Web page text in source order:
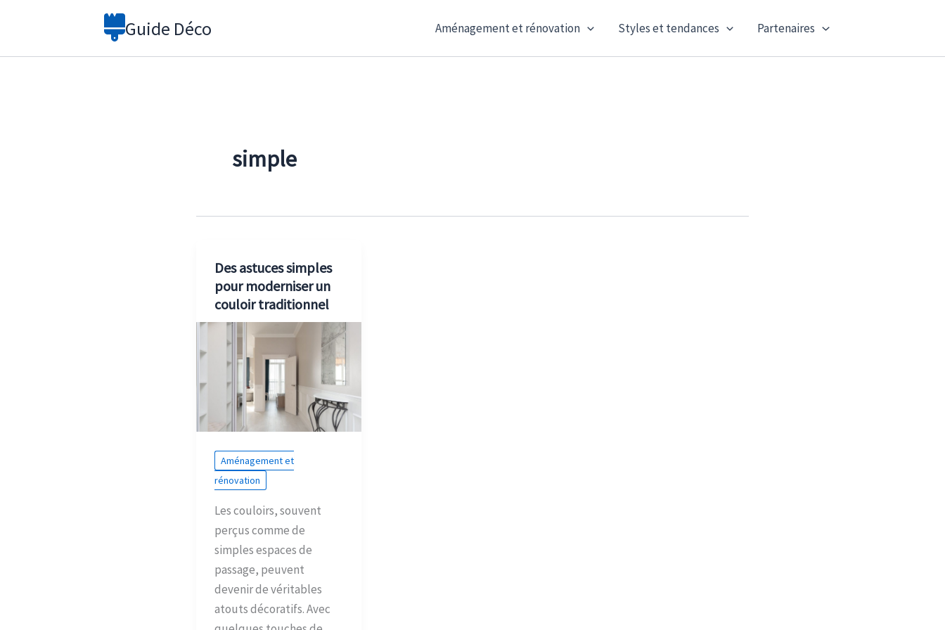
Guide Déco Aménagement et rénovation Styles et tendances Partenaires
simple
Des astuces simples
pour moderniser un
couloir traditionnel
Aménagement et
rénovation
Les couloirs, souvent
perçus comme de
simples espaces de
passage, peuvent
devenir de véritables
atouts décoratifs. Avec